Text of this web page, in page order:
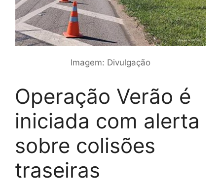
Imagem: Divulgação
Operação Verão é
iniciada com alerta
sobre colisões
traseiras